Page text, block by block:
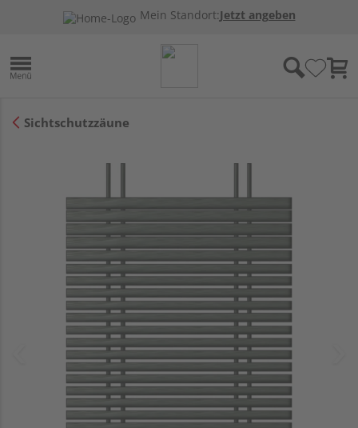
Mein Standort:Jetzt angeben
Sichtschutzzäune